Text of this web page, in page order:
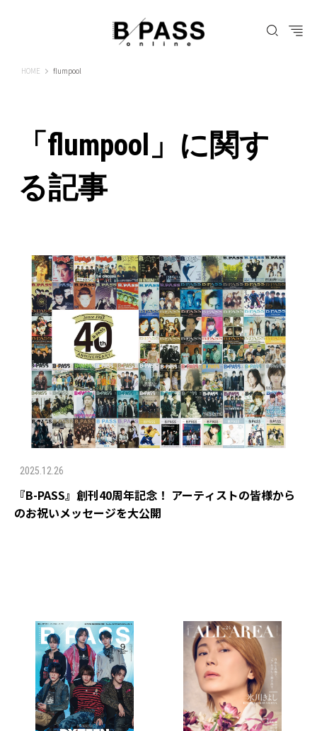
HOME B-PASS ONLINE
flumpool
「flumpool」に関す
る記事
2025.12.26
『B-PASS』創刊40周年記念！ アーティストの皆様から
のお祝いメッセージを大公開